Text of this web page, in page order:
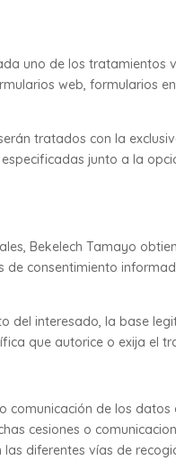
uno de los tratamientos
web, formularios
tratados con la
junto a la
Bekelech Tamayo
consentimiento
del interesado, la base
que autorice o exija el
comunicación de los
cesiones o
diferentes vías de